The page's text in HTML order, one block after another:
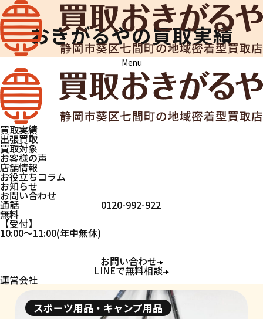
Menu
買取実績
出張買取
買取対象
お客様の声
店舗情報
お役立ちコラム
お知らせ
お問い合わせ
通話
無料
0120-992-922
受付
10:00～11:00(年中無休)
お問い合わせ
LINEで無料相談
運営会社
おきがるやの買取実績
買取おきがるや 買取実績 スポーツ用品
おきがるやで買取したお品物の一部をご
紹介します。
当店は買取が成立しなかった場合も鑑定
士の出張料は無料ですので、納得のいく
金額で買取いただけます。
スポーツ用品・キャンプ用品